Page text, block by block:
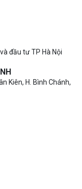
đầu tư TP Hà Nội
Kiên, H. Bình Chánh,